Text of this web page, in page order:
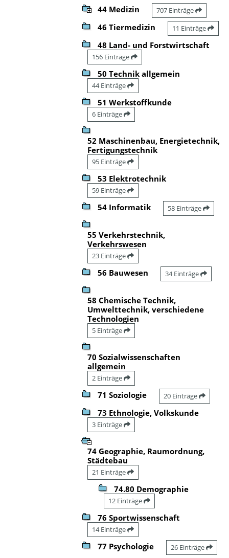
44 Medizin 707 Einträge
46 Tiermedizin 11 Einträge
48 Land- und Forstwirtschaft
156 Einträge
50 Technik allgemein
44 Einträge
51 Werkstoffkunde
6 Einträge
52 Maschinenbau, Energietechnik,
Fertigungstechnik
95 Einträge
53 Elektrotechnik
59 Einträge
54 Informatik 58 Einträge
55 Verkehrstechnik,
Verkehrswesen
23 Einträge
56 Bauwesen 34 Einträge
58 Chemische Technik,
Umwelttechnik, verschiedene
Technologien
5 Einträge
70 Sozialwissenschaften
allgemein
2 Einträge
71 Soziologie 20 Einträge
73 Ethnologie, Volkskunde
3 Einträge
74 Geographie, Raumordnung,
Städtebau
21 Einträge
74.80 Demographie
12 Einträge
76 Sportwissenschaft
14 Einträge
77 Psychologie 26 Einträge